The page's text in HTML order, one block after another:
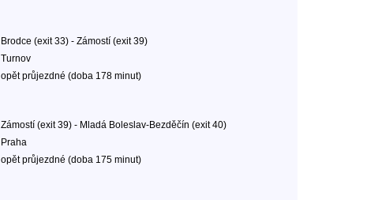
Brodce (exit 33) - Zámostí (exit 39)
Turnov
opět průjezdné (doba 178 minut)
Zámostí (exit 39) - Mladá Boleslav-Bezděčín (exit 40)
Praha
opět průjezdné (doba 175 minut)